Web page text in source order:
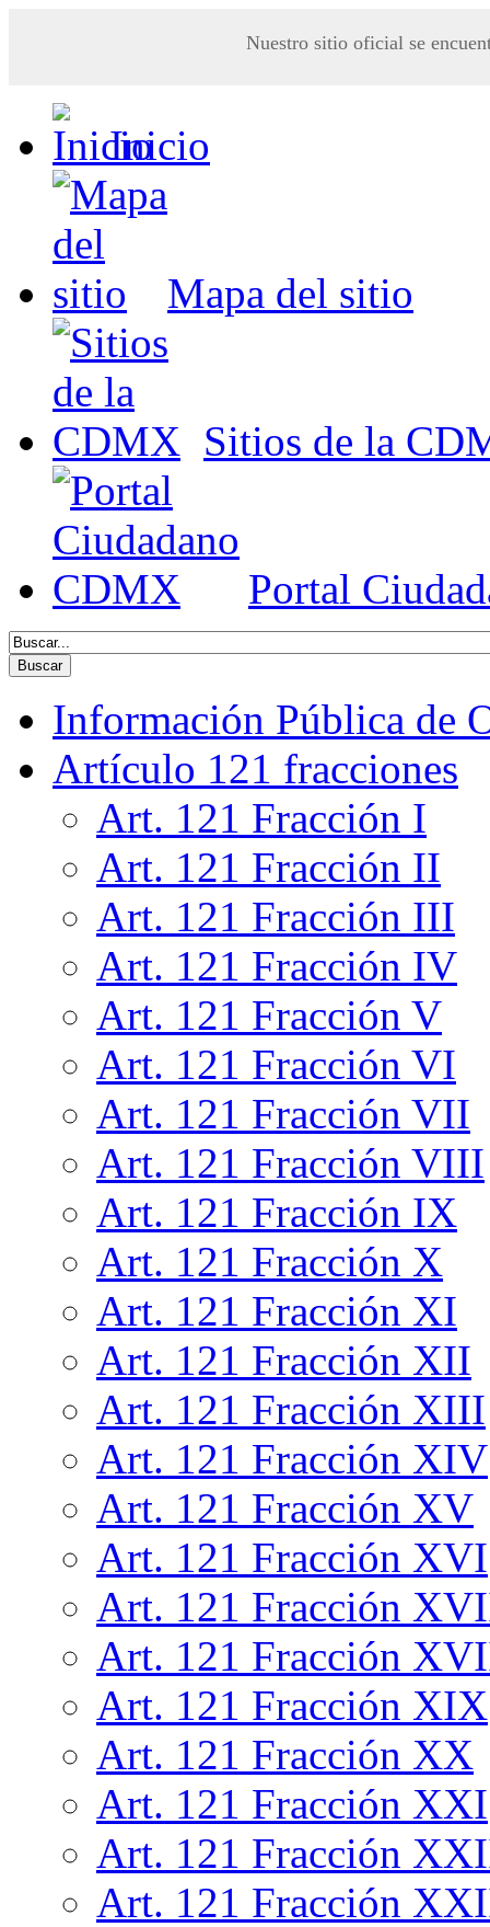
Nuestro sitio oficial se
Inicio
Mapa del sitio
Sitios de la
Portal
Información Pública de
Artículo 121 fracciones
Art. 121 Fracción I
Art. 121 Fracción II
Art. 121 Fracción III
Art. 121 Fracción IV
Art. 121 Fracción V
Art. 121 Fracción VI
Art. 121 Fracción VII
Art. 121 Fracción VIII
Art. 121 Fracción IX
Art. 121 Fracción X
Art. 121 Fracción XI
Art. 121 Fracción XII
Art. 121 Fracción XIII
Art. 121 Fracción XIV
Art. 121 Fracción XV
Art. 121 Fracción XVI
Art. 121 Fracción
Art. 121 Fracción
Art. 121 Fracción XIX
Art. 121 Fracción XX
Art. 121 Fracción XXI
Art. 121 Fracción
Art. 121 Fracción